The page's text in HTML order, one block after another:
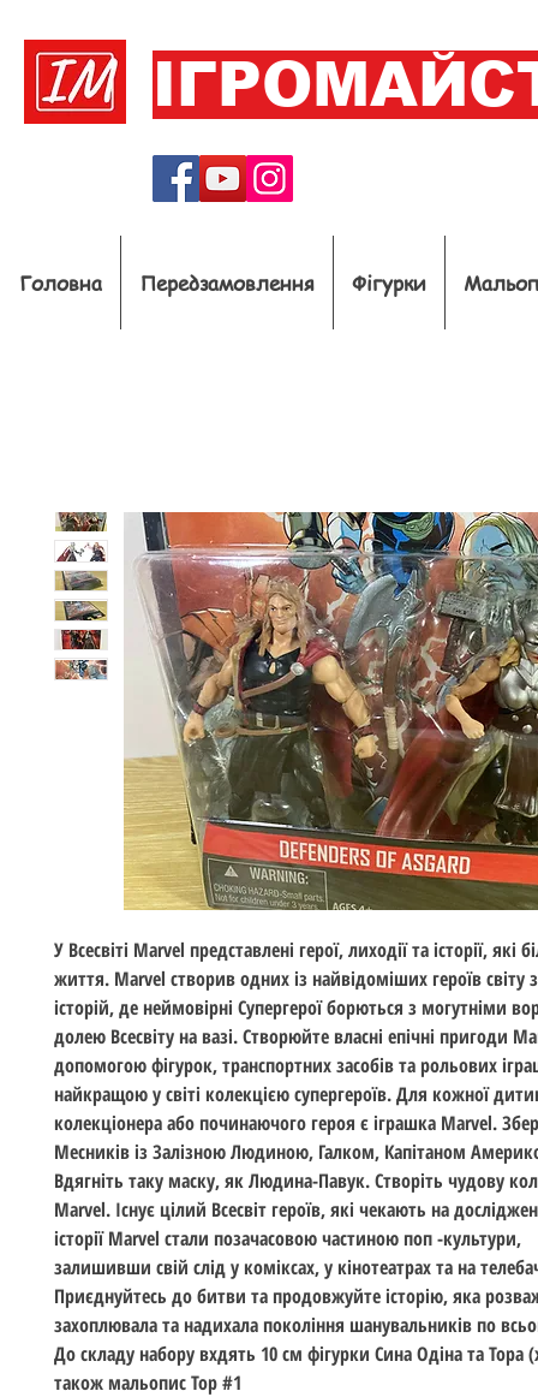
Головна Передзамовлення Фігурки
У Всесвіті Marvel представлені герої, лиходії та історії, які
життя. Marvel створив одних із найвідоміших героїв
історій, де неймовірні Супергерої борються з могутніми
долею Всесвіту на вазі. Створюйте власні епічні пригоди
допомогою фігурок, транспортних засобів та рольових
найкращою у світі колекцією супергероїв. Для кожної
колекціонера або починаючого героя є іграшка Marvel.
Месників із Залізною Людиною, Галком, Капітаном
Вдягніть таку маску, як Людина-Павук. Створіть чудову
Marvel. Існує цілий Всесвіт героїв, які чекають на
історії Marvel стали позачасовою частиною поп -культури,
залишивши свій слід у коміксах, у кінотеатрах та на
Приєднуйтесь до битви та продовжуйте історію, яка
захоплювала та надихала покоління шанувальників по
До складу набору вхдять 10 см фігурки Сина Одіна та Тора
також мальопис Тор #1